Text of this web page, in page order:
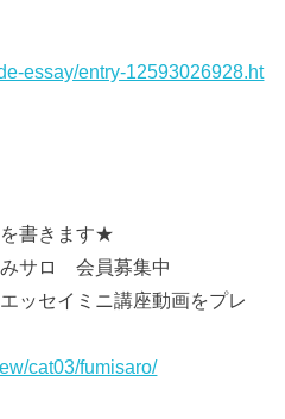
essay/entry-12593026928.ht
書きます★
サロ 会員募集中
ッセイミニ講座動画をプレ
cat03/fumisaro/